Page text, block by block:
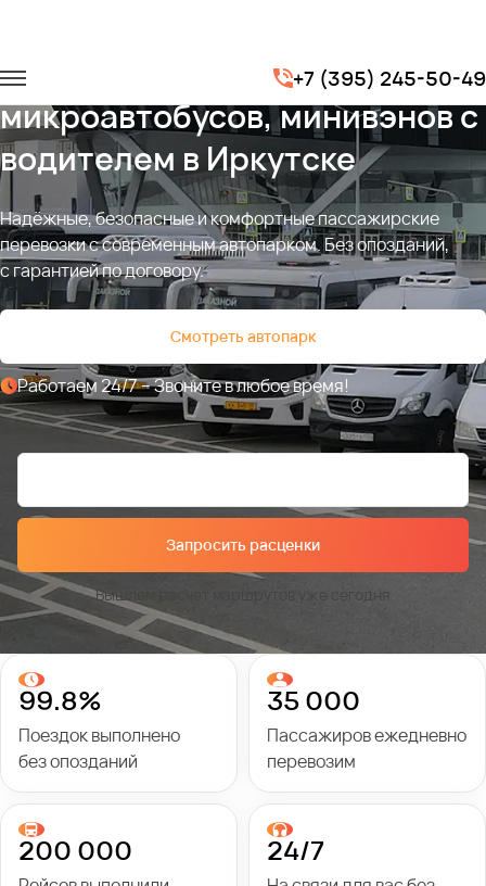
+7 (395) 245-50-49
Аренда автобусов,
микроавтобусов, минивэнов с
водителем в Иркутске
Надёжные, безопасные и комфортные пассажирские
перевозки с современным автопарком. Без опозданий,
с гарантией по договору.
Смотреть автопарк
Работаем 24/7 – Звоните в любое время!
Запросить расценки
Вышлем расчет маршрутов уже сегодня
99.8%
Поездок выполнено
без опозданий
35 000
Пассажиров ежедневно
перевозим
200 000 24/7